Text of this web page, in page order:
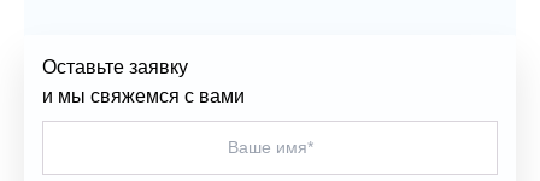
Оставьте заявку
и мы свяжемся с вами